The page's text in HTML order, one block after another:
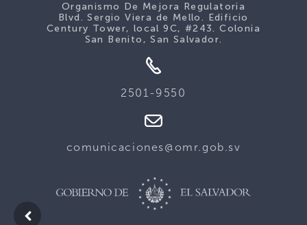
Organismo De Mejora Regulatoria
Blvd. Sergio Viera de Mello. Edificio
Century Tower, local 9C, #243. Colonia
San Benito, San Salvador.
2501-9550
comunicaciones@omr.gob.sv